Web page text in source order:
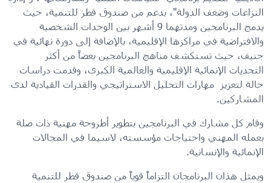
النزاعات وضعف الدولة"، بدعم من صندوق قطر للتنمية، حيث
يدمج البرنامجين ومدتهما 9 أشهر بين الوحدات الشخصية
والافتراضية في مراكزها الإقليمية، بالإضافة إلى دورة نهائية في
جنيف، حيث تستكشف مناهج البرنامجين بعضاً من أكثر
التحديات الإنمائية الإقليمية والعالمية الكبرى، وقدمت دراسات
حالة لتعزيز مهارات التحليل الاستراتيجي والقدرات القيادية لدى
المشاركين.
وقام كل مشارك في البرنامجين بتطوير أطروحة مهنية ذات صلة
بعمله المهني واحتياجات مؤسسته، لاسيما في المجالات
الإنمائية والإنسانية.
ويمثل هذان البرنامجان التزاماً قوياً من صندوق قطر للتنمية